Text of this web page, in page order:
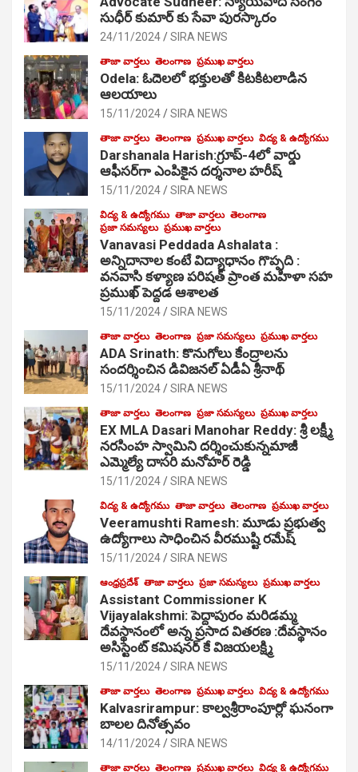
సుధీర్ కుమార్ కు సేవా పురస్కారం
24/11/2024 SIRA NEWS
తాజా వార్తలు తెలంగాణ ప్రముఖ వార్తలు
Odela: ఓదెల‌లో భక్తులతో కిటకిటలాడిన
ఆల‌యాలు
15/11/2024 SIRA NEWS
తాజా వార్తలు తెలంగాణ ప్రముఖ వార్తలు విద్య & ఉద్యోగము
Darshanala Harish:గ్రూప్-4లో వార్డు
ఆఫీసర్‌గా ఎంపికైన దర్శనాల హరీష్
15/11/2024 SIRA NEWS
విద్య & ఉద్యోగము తాజా వార్తలు తెలంగాణ
ప్రజా సమస్యలు ప్రముఖ వార్తలు
Vanavasi Peddada Ashalata :
అన్నిదానాల కంటే విద్యాధానం గొప్పది :
వనవాసి కళ్యాణ పరిషత్ ప్రాంత మహిళా సహ
ప్రముఖ్ పెద్దడ ఆశాలత
15/11/2024 SIRA NEWS
తాజా వార్తలు తెలంగాణ ప్రజా సమస్యలు ప్రముఖ వార్తలు
ADA Srinath: కొనుగోలు కేంద్రాల‌ను
సంద‌ర్శించిన డివిజనల్ ఏడీఏ శ్రీనాథ్
15/11/2024 SIRA NEWS
తాజా వార్తలు తెలంగాణ ప్రజా సమస్యలు ప్రముఖ వార్తలు
EX MLA Dasari Manohar Reddy: శ్రీ లక్ష్మీ
నరసింహ స్వామిని దర్శించుకున్నమాజీ
ఎమ్మెల్యే దాసరి మనోహర్ రెడ్డి
15/11/2024 SIRA NEWS
విద్య & ఉద్యోగము తాజా వార్తలు తెలంగాణ ప్రముఖ వార్తలు
Veeramushti Ramesh: మూడు ప్రభుత్వ
ఉద్యోగాలు సాధించిన వీరముష్టి రమేష్
15/11/2024 SIRA NEWS
ఆంధ్రప్రదేశ్ తాజా వార్తలు ప్రజా సమస్యలు ప్రముఖ వార్తలు
Assistant Commissioner K
Vijayalakshmi: పెద్దాపురం మరిడమ్మ
దేవస్థానంలో అన్న ప్రసాద వితరణ :దేవస్థానం
అసిస్టెంట్ కమిషనర్ కే విజయలక్ష్మి
15/11/2024 SIRA NEWS
తాజా వార్తలు తెలంగాణ ప్రముఖ వార్తలు విద్య & ఉద్యోగము
Kalvasrirampur: కాల్వశ్రీరాంపూర్లో ఘనంగా
బాలల దినోత్సవం
14/11/2024 SIRA NEWS
తాజా వార్తలు తెలంగాణ ప్రముఖ వార్తలు విద్య & ఉద్యోగము